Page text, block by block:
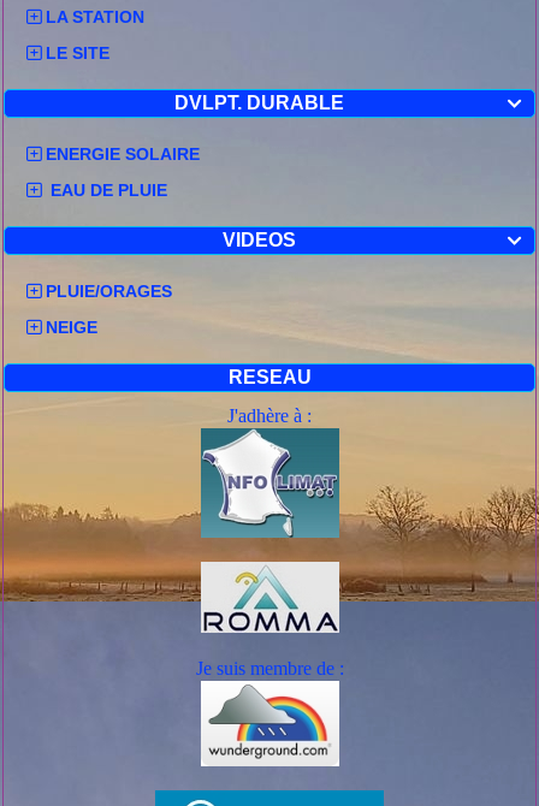
LA STATION
LE SITE

DVLPT. DURABLE
ENERGIE SOLAIRE
EAU DE PLUIE

VIDEOS
PLUIE/ORAGES
NEIGE
RESEAU
J'adhère à :
Je suis membre de :